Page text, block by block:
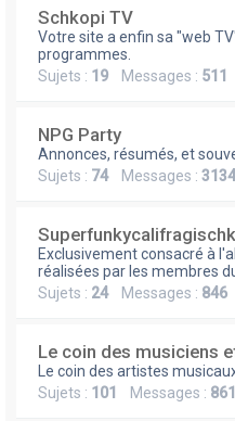
Schkopi TV
Votre site a enfin sa "web
programmes.
Sujets : 19 Messages : 511
NPG Party
Annonces, résumés, et
Sujets : 74Messages : 3134
Exclusivement consacré à
réalisées par les membres
Sujets : 24Messages : 846
Le coin des musiciens
Le coin des artistes
Sujets : 101 Messages : 861